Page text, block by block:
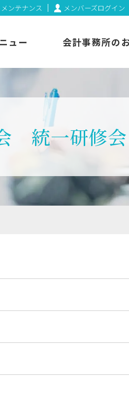
ンテナンス メンバーズログイン
ュー 会計事務所の
統一研修